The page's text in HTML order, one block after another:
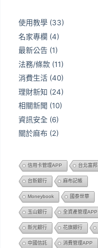
使用教學 (33)
名家專欄 (4)
最新公告 (1)
法務/條款 (11)
消費生活 (40)
理財新知 (24)
相關新聞 (10)
資訊安全 (6)
關於麻布 (2)
信用卡管理APP 台北富邦
台新銀行 麻布記帳
Moneybook 國泰世華
玉山銀行 全資產管理APP
新光銀行 花旗銀行
中國信託 消費管理APP